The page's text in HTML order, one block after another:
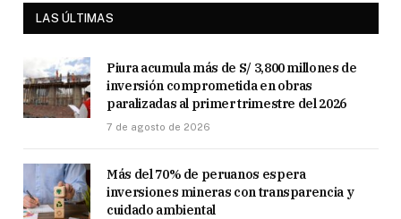
LAS ÚLTIMAS
Piura acumula más de S/ 3,800 millones de
inversión comprometida en obras
paralizadas al primer trimestre del 2026
7 de agosto de 2026
Más del 70% de peruanos espera
inversiones mineras con transparencia y
cuidado ambiental